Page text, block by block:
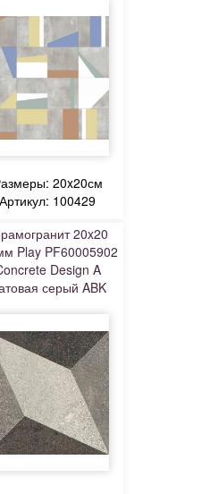
20x20см
Артикул: 100429
20x20
Play PF60005902
Design A
серый ABK